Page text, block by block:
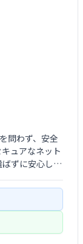
問わず、安全
ュアなネット
ずに安心して